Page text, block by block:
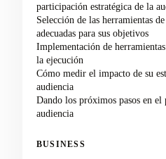
participación estratégica de la
Selección de las herramientas
adecuadas para sus objetivos
Implementación de
la ejecución
Cómo medir el impacto de su
audiencia
Dando los próximos pasos en
audiencia
BUSINESS